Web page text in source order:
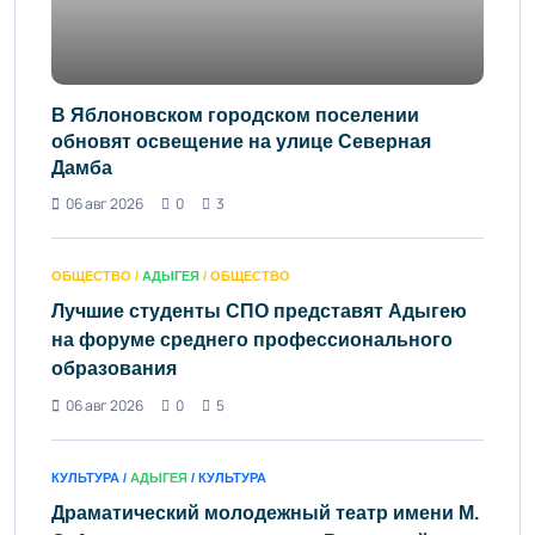
В Яблоновском городском поселении
обновят освещение на улице Северная
Дамба
06 авг 2026
0 3
ОБЩЕСТВО / АДЫГЕЯ / ОБЩЕСТВО
Лучшие студенты СПО представят Адыгею
на форуме среднего профессионального
образования
06 авг 2026
0 5
КУЛЬТУРА / АДЫГЕЯ / КУЛЬТУРА
Драматический молодежный театр имени М.